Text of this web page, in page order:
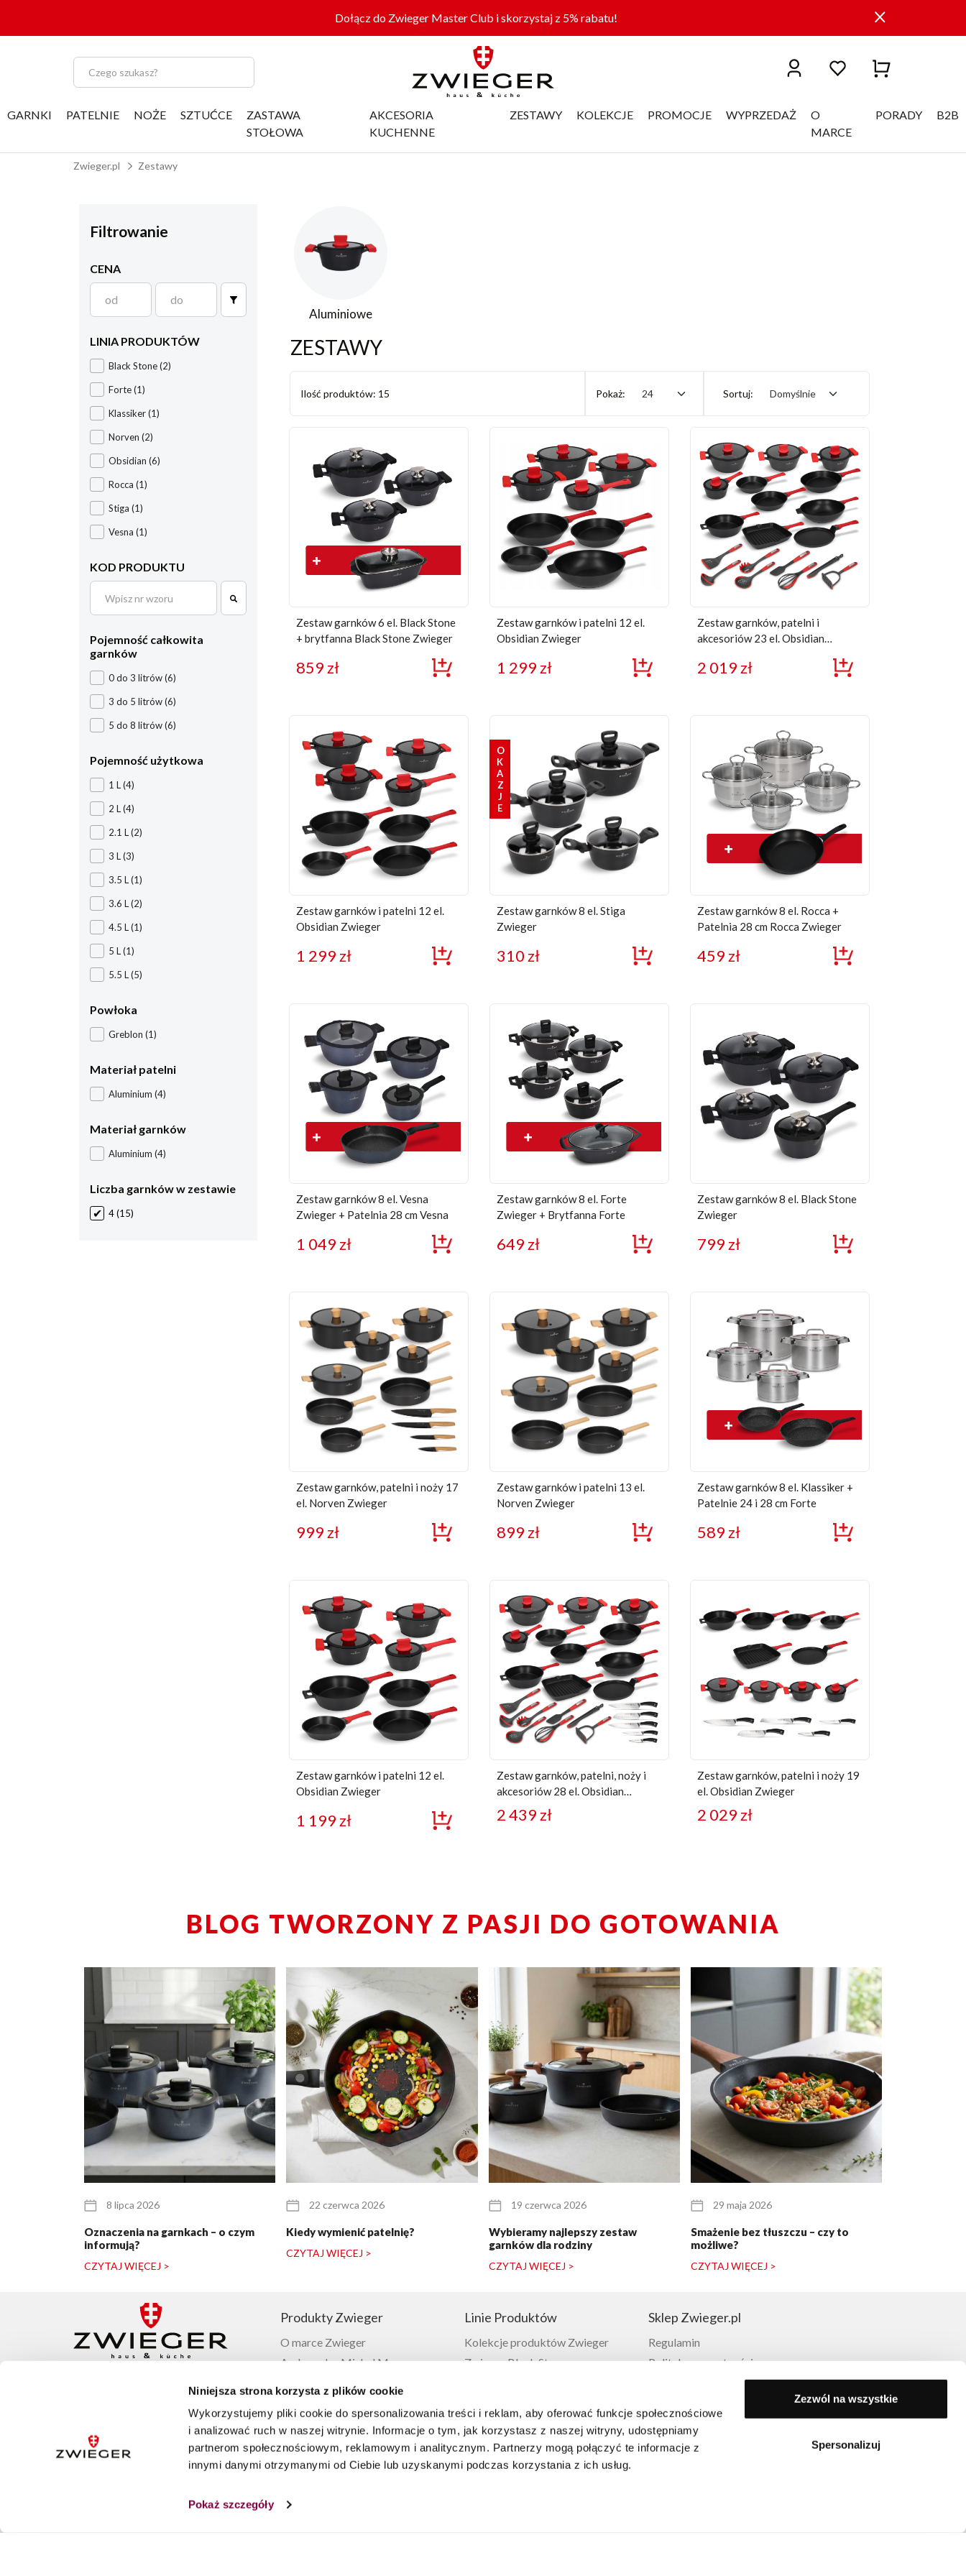
Niniejsza strona korzysta z plików cookie
Wykorzystujemy pliki cookie do spersonalizowania treści i reklam, aby oferować funkcje społecznościowe
i analizować ruch w naszej witrynie. Informacje o tym, jak korzystasz z naszej witryny, udostępniamy
partnerom społecznościowym, reklamowym i analitycznym. Partnerzy mogą połączyć te informacje z
innymi danymi otrzymanymi od Ciebie lub uzyskanymi podczas korzystania z ich usług.
Pokaż szczegóły
Zezwól na wszystkie
Spersonalizuj
Dołącz do Zwieger Master Club i skorzystaj z 5% rabatu!
GARNKI PATELNIE NOŻE SZTUĆCE
ZASTAWA
STOŁOWA
AKCESORIA
KUCHENNE
ZESTAWY KOLEKCJE PROMOCJE WYPRZEDAŻ
O
MARCE
PORADY B2B
Zwieger.pl Zestawy
Filtrowanie
CENA
LINIA PRODUKTÓW
Black Stone(2)
Forte(1)
Klassiker(1)
Norven (2)
Obsidian (6)
Rocca (1)
Stiga (1)
Vesna (1)
KOD PRODUKTU
Pojemność całkowita
garnków
0 do 3 litrów(6)
3 do 5 litrów(6)
5 do 8 litrów(6)
Pojemność użytkowa
1 L(4)
2 L(4)
2.1 L(2)
3 L(3)
3.5 L(1)
3.6 L(2)
4.5 L(1)
5 L(1)
5.5 L(5)
Powłoka
Greblon (1)
Materiał patelni
Aluminium (4)
Materiał garnków
Aluminium (4)
Liczba garnków w zestawie
4(15)
Aluminiowe
ZESTAWY
Ilość produktów: 15 Pokaż: 24 Sortuj: Domyślnie
Zestaw garnków 6 el. Black Stone
+ brytfanna Black Stone Zwieger
859zł
Zestaw garnków i patelni 12 el.
Obsidian Zwieger
1 299zł
Zestaw garnków, patelni i
akcesoriów 23 el. Obsidian
2 019zł
Zestaw garnków i patelni 12 el.
Obsidian Zwieger
1 299zł
OKAZJE
Zestaw garnków 8 el. Stiga
Zwieger
310zł
Zestaw garnków 8 el. Rocca +
Patelnia 28 cm Rocca Zwieger
459zł
Zestaw garnków 8 el. Vesna
Zwieger + Patelnia 28 cm Vesna
1 049zł
Zestaw garnków 8 el. Forte
Zwieger + Brytfanna Forte
649zł
Zestaw garnków 8 el. Black Stone
Zwieger
799zł
Zestaw garnków, patelni i noży 17
el. Norven Zwieger
999zł
Zestaw garnków i patelni 13 el.
Norven Zwieger
899zł
Zestaw garnków 8 el. Klassiker +
Patelnie 24 i 28 cm Forte
589zł
Zestaw garnków i patelni 12 el.
Obsidian Zwieger
1 199zł
Zestaw garnków, patelni, noży i
akcesoriów 28 el. Obsidian
Zwieger
2 439zł
Zestaw garnków, patelni i noży 19
el. Obsidian Zwieger
2 029zł
BLOG TWORZONY Z PASJI DO GOTOWANIA
8 lipca 2026
Oznaczenia na garnkach – o czym
informują?
CZYTAJ WIĘCEJ >
22 czerwca 2026
Kiedy wymienić patelnię?
CZYTAJ WIĘCEJ >
19 czerwca 2026
Wybieramy najlepszy zestaw
garnków dla rodziny
CZYTAJ WIĘCEJ >
29 maja 2026
Smażenie bez tłuszczu – czy to
możliwe?
CZYTAJ WIĘCEJ >
+48 22 100 12 35
SKLEP@ZWIEGER.PL
Produkty Zwieger
O marce Zwieger
Ambasador Michel Moran
Garnki Zwieger
Noże Zwieger
Sztućće Zwieger
Zastawa Zwieger
Linie Produktów
Kolekcje produktów Zwieger
Zwieger Black Stone
Zwieger Vesna
Sklep Zwieger.pl
Regulamin
Polityka prywatności
Zwroty
Reklamacje